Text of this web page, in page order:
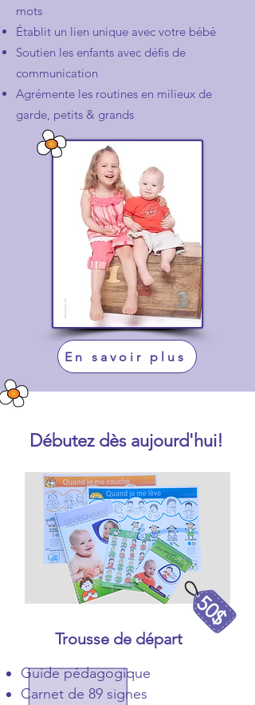
mots
Établit un lien unique avec votre bébé
Soutien les enfants avec défis de
communication
Agrémente les routines en milieux de
garde, petits & grands
En savoir plus
Débutez dès aujourd'hui!
Trousse de départ
Guide pédagogique
Carnet de 89 signes
50$